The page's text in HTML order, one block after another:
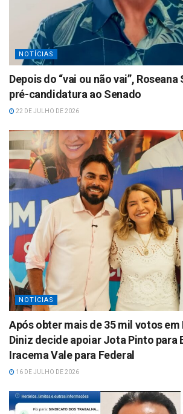
NOTÍCIAS
Depois do “vai ou não vai”,
pré-candidatura ao Senado
22 DE JULHO DE 2026
NOTÍCIAS
Após obter mais de 35 mil votos em
Diniz decide apoiar Jota Pinto para
Iracema Vale para Federal
16 DE JULHO DE 2026